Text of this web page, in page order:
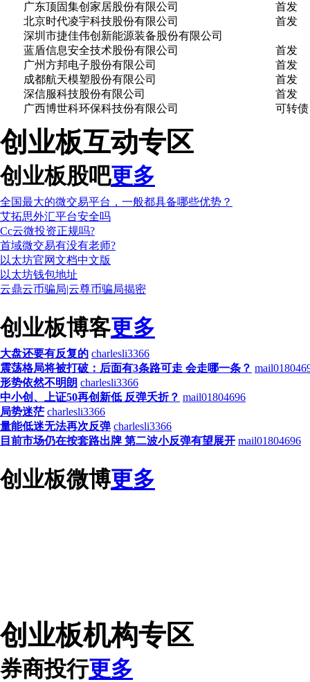
广东顶固集创家居股份有限公司
首发
北京时代凌宇科技股份有限公司
首发
深圳市捷佳伟创新能源装备股份有限公司
蓝盾信息安全技术股份有限公司
首发
广州方邦电子股份有限公司
首发
成都航天模塑股份有限公司
首发
深信服科技股份有限公司
首发
广西博世科环保科技份有限公司
可转债
创业板互动专区
创业板股吧更多
全国最大的微交易平台，一般都具备哪些优势？
艾拓思外汇平台安全吗
Cc云微投资正规吗?
首域微交易有没有老师?
以太坊官网文档中文版
以太坊钱包地址
云鼎云币骗局|云尊币骗局揭密
创业板博客更多
大盘还要有反复的 charlesli3366
震荡格局将被打破：后面有3条路可走 会走哪一条？
形势依然不明朗 charlesli3366
中小创、上证50再创新低 反弹夭折？ mail01804696
局势迷茫 charlesli3366
量能低迷无法再次反弹 charlesli3366
目前市场仍在按套路出牌 第二波小反弹有望展开 mail01804696
创业板微博更多
创业板机构专区
券商投行更多